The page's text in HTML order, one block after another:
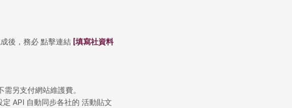
後，務必 點擊連結 [填寫社資料
另支付網站維護費。
API 自動同步各社的 活動貼文